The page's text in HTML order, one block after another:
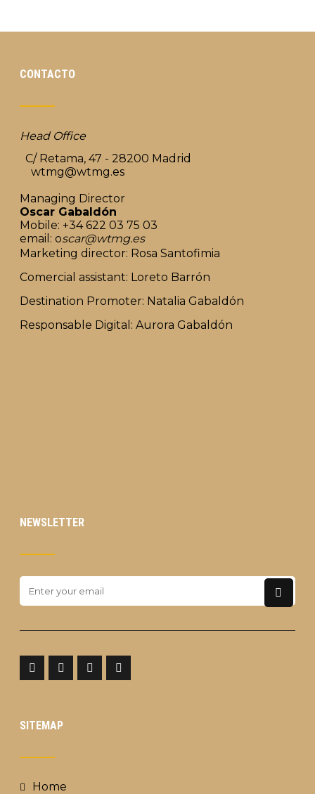
CONTACTO
Head Office
C/ Retama, 47 - 28200 Madrid
wtmg@wtmg.es
Managing Director
Oscar Gabaldón
Mobile: +34 622 03 75 03
email: oscar@wtmg.es
Marketing director: Rosa Santofimia
Comercial assistant: Loreto Barrón
Destination Promoter: Natalia Gabaldón
Responsable Digital: Aurora Gabaldón
NEWSLETTER
SITEMAP
Home